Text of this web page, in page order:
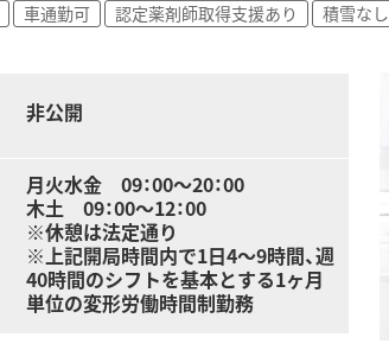
車通勤可 認定薬剤師取得支援あり 積雪なし
非公開
月火水金 09：00～20：00
木土 09：00～12：00
※休憩は法定通り
※上記開局時間内で1日4～9時間、週
40時間のシフトを基本とする1ヶ月
単位の変形労働時間制勤務